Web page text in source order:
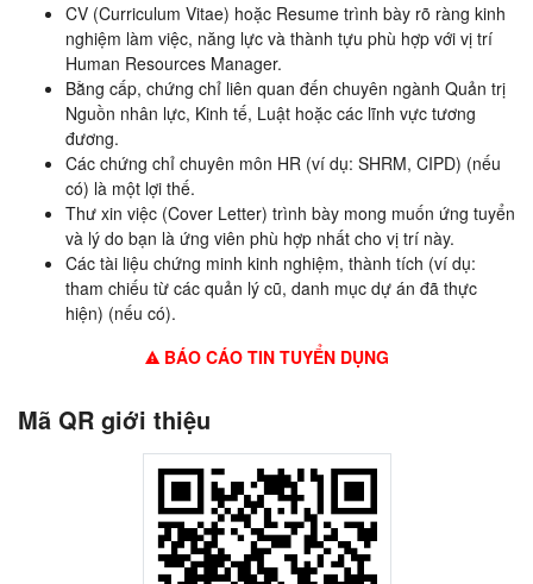
CV (Curriculum Vitae) hoặc Resume trình bày rõ ràng kinh
nghiệm làm việc, năng lực và thành tựu phù hợp với vị trí
Human Resources Manager.
Bằng cấp, chứng chỉ liên quan đến chuyên ngành Quản trị
Nguồn nhân lực, Kinh tế, Luật hoặc các lĩnh vực tương
đương.
Các chứng chỉ chuyên môn HR (ví dụ: SHRM, CIPD) (nếu
có) là một lợi thế.
Thư xin việc (Cover Letter) trình bày mong muốn ứng tuyển
và lý do bạn là ứng viên phù hợp nhất cho vị trí này.
Các tài liệu chứng minh kinh nghiệm, thành tích (ví dụ:
tham chiếu từ các quản lý cũ, danh mục dự án đã thực
hiện) (nếu có).
BÁO CÁO TIN TUYỂN DỤNG
Mã QR giới thiệu